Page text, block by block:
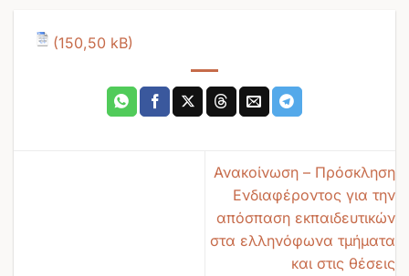
Ανακοίνωση – Πρόσκληση
Ενδιαφέροντος για την
απόσπαση εκπαιδευτικών
στα ελληνόφωνα τμήματα
και στις θέσεις